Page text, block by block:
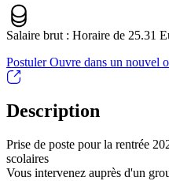
Salaire brut : Horaire de 25.31
PostulerOuvre dans un nouvel
Description
Prise de poste pour la rentrée
scolaires
Vous intervenez auprès d'un